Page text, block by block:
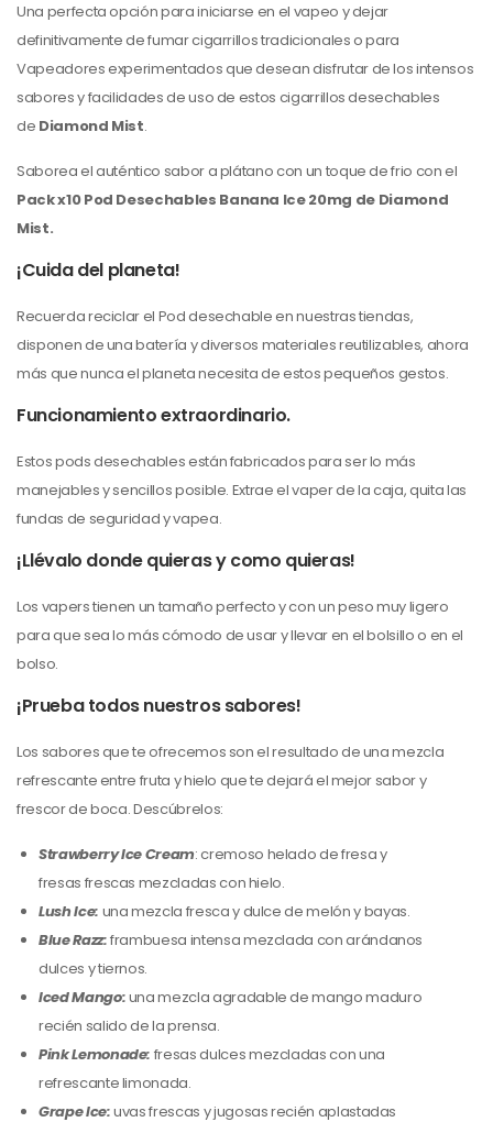
Una perfecta opción para iniciarse en el vapeo y dejar
definitivamente de fumar cigarrillos tradicionales o para
Vapeadores experimentados que desean disfrutar de los intensos
sabores y facilidades de uso de estos cigarrillos desechables
de Diamond Mist.
Saborea el auténtico sabor a plátano con un toque de frio con el
Pack x10 Pod Desechables Banana Ice20mg de Diamond
Mist.
¡Cuida del planeta!
Recuerda reciclar el Pod desechable en nuestras tiendas,
disponen de una batería y diversos materiales reutilizables, ahora
más que nunca el planeta necesita de estos pequeños gestos.
Funcionamiento extraordinario.
Estos pods desechables están fabricados para ser lo más
manejables y sencillos posible. Extrae el vaper de la caja, quita las
fundas de seguridad y vapea.
¡Llévalo donde quieras y como quieras!
Los vapers tienen un tamaño perfecto y con un peso muy ligero
para que sea lo más cómodo de usar y llevar en el bolsillo o en el
bolso.
¡Prueba todos nuestros sabores!
Los sabores que te ofrecemos son el resultado de una mezcla
refrescante entre fruta y hielo que te dejará el mejor sabor y
frescor de boca. Descúbrelos:
Strawberry Ice Cream: cremoso helado de fresa y
fresas frescas mezcladas con hielo.
Lush Ice: una mezcla fresca y dulce de melón y bayas.
Blue Razz:frambuesa intensa mezclada con arándanos
dulces y tiernos.
Iced Mango:una mezcla agradable de mango maduro
recién salido de la prensa.
Pink Lemonade: fresas dulces mezcladas con una
refrescante limonada.
Grape Ice:uvas frescas y jugosas recién aplastadas